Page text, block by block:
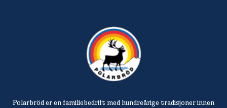
Polarbröd er en familiebedrift med hundreårige tradisjoner innen